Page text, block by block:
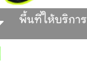
พื้นที่ให้บริการ